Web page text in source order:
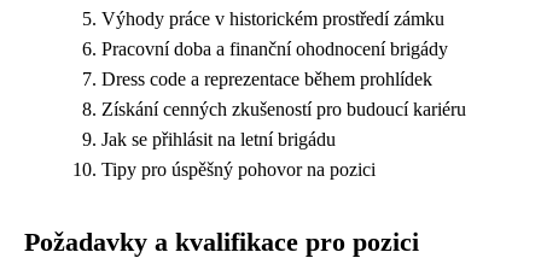
Výhody práce v historickém prostředí zámku
Pracovní doba a finanční ohodnocení brigády
Dress code a reprezentace během prohlídek
Získání cenných zkušeností pro budoucí kariéru
Jak se přihlásit na letní brigádu
Tipy pro úspěšný pohovor na pozici
Požadavky a kvalifikace pro pozici